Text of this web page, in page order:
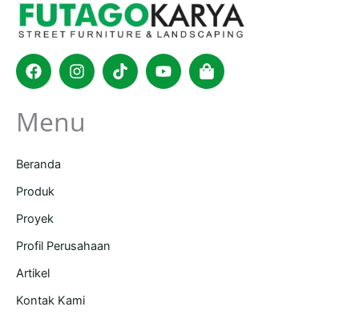
FacebookInstagram
TiktokYoutubeShopping-
bag
Menu
Beranda
Produk
Proyek
Profil Perusahaan
Artikel
Kontak Kami